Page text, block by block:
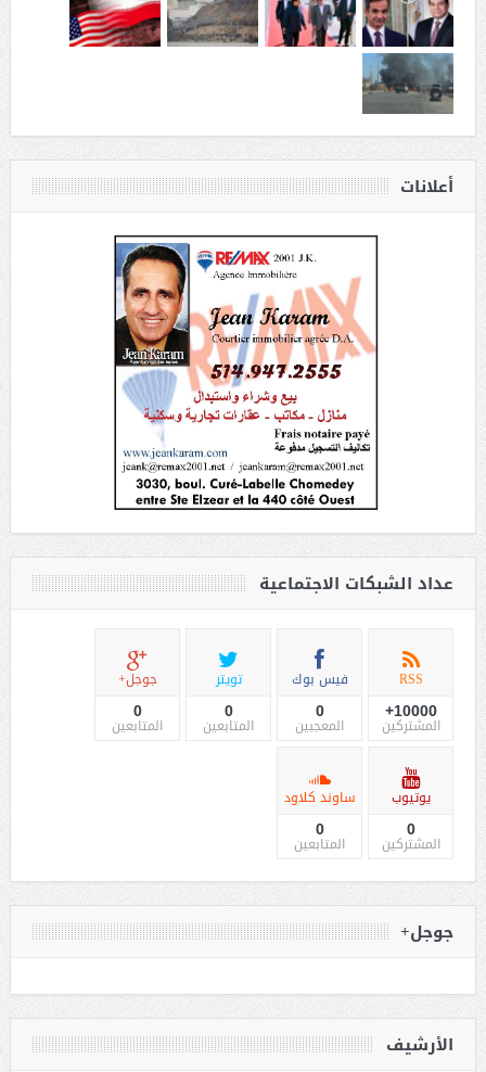
أعلانات
عداد الشبكات الاجتماعية
RSS
10000+
المشتركين
فيس بوك
0
المعجبين
تويتر
0
المتابعين
جوجل+
0
المتابعين
يوتيوب
0
المشتركين
ساوند كلاود
0
المتابعين
جوجل+
الأرشيف